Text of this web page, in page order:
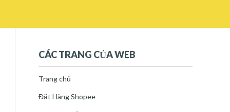
►tháng 12 2021(1)
►2023(53)
2025
CÁC TRANG CỦA WEB
Trang chủ
Đặt Hàng Shopee